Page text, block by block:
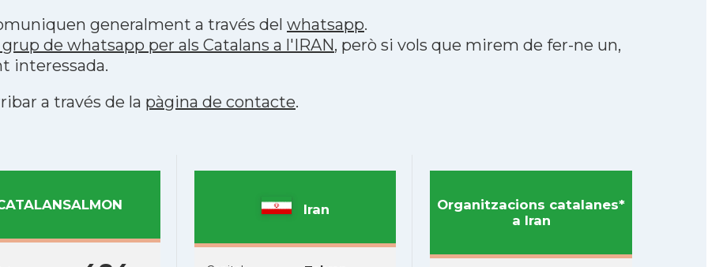
generalment a través del whatsapp.
de whatsapp per als Catalans a l'IRAN, però si vols que mirem de fer-ne un,
interessada.
a través de la pàgina de contacte.
Iran
Organitzacions catalanes*
a Iran